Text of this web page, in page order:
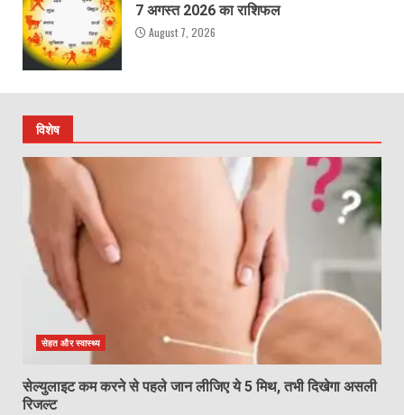
7 अगस्त 2026 का राशिफल
August 7, 2026
विशेष
सेहत और स्वास्थ्य
सेल्युलाइट कम करने से पहले जान लीजिए ये 5 मिथ, तभी दिखेगा असली
रिजल्ट